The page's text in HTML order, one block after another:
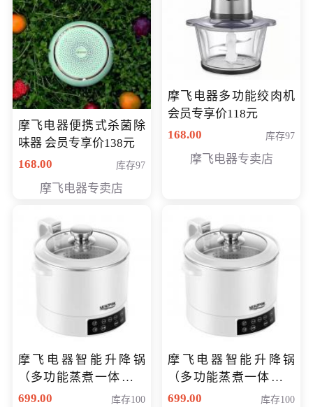
摩飞电器便携式杀菌除
味器 会员专享价138元
168.00
库存97
摩飞电器专卖店
摩飞电器多功能绞肉机
会员专享价118元
168.00
库存97
摩飞电器专卖店
摩飞电器智能升降锅
（多功能蒸煮一体锅）
（智能升降养生锅） 会
699.00 库存100
摩飞电器智能升降锅
（多功能蒸煮一体锅）
（智能升降养生锅） 会
699.00 库存100